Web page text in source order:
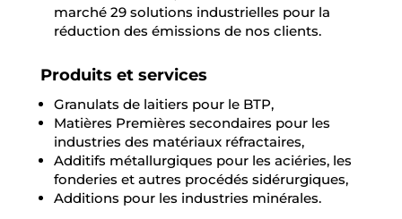
marché 29 solutions industrielles pour la
réduction des émissions de nos clients.
Produits et services
Granulats de laitiers pour le BTP,
Matières Premières secondaires pour les
industries des matériaux réfractaires,
Additifs métallurgiques pour les aciéries, les
fonderies et autres procédés sidérurgiques,
Additions pour les industries minérales.